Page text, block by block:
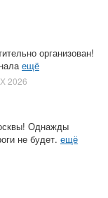
организован!
ещё
2026
Однажды
не будет. ещё